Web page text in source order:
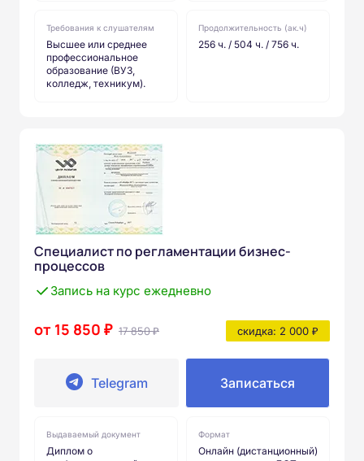
Требования к слушателям
Высшее или среднее
профессиональное
образование (ВУЗ,
колледж, техникум).
Продолжительность (ак.ч)
256 ч. / 504 ч. / 756 ч.
Специалист по регламентации бизнес-
процессов
Запись на курс ежедневно
от 15 850 ₽ 17 850 ₽ скидка: 2 000 ₽
Telegram Записаться
Выдаваемый документ
Диплом о
Формат
Онлайн (дистанционный)